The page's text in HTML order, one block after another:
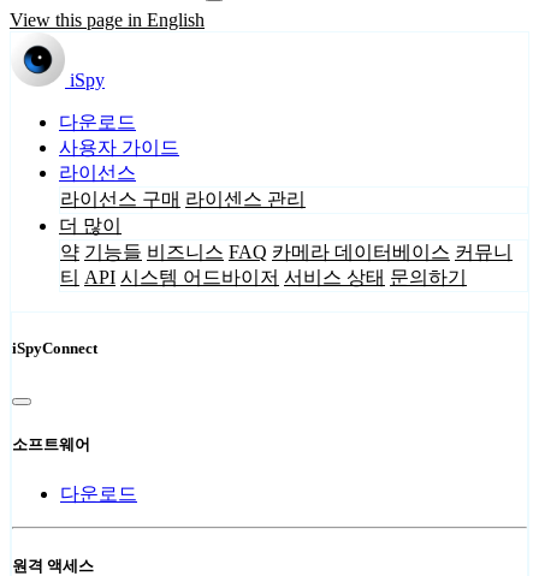
View this page in English
iSpy
다운로드
사용자 가이드
라이선스
라이선스 구매 라이센스 관리
더 많이
약 기능들 비즈니스 FAQ 카메라 데이터베이스 커뮤니
티 API 시스템 어드바이저 서비스 상태 문의하기
iSpyConnect
소프트웨어
다운로드
원격 액세스